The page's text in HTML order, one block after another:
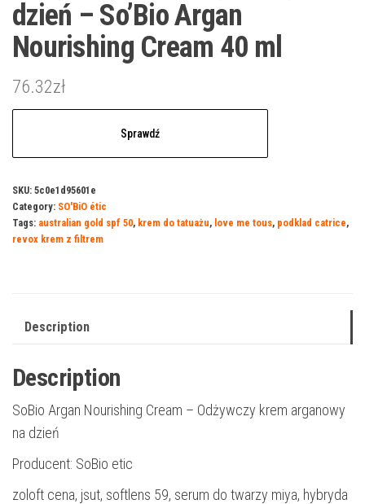
dzień – So’Bio Argan
Nourishing Cream 40 ml
76.32zł
Sprawdź
SKU: 5c0e1d95601e
Category: SO'BiO étic
Tags: australian gold spf 50, krem do tatuażu, love me tous, podklad catrice,
revox krem z filtrem
Description
Description
SoBio Argan Nourishing Cream – Odżywczy krem ​​arganowy
na dzień
Producent: SoBio etic
zoloft cena, jsut, softlens 59, serum do twarzy miya, hybryda